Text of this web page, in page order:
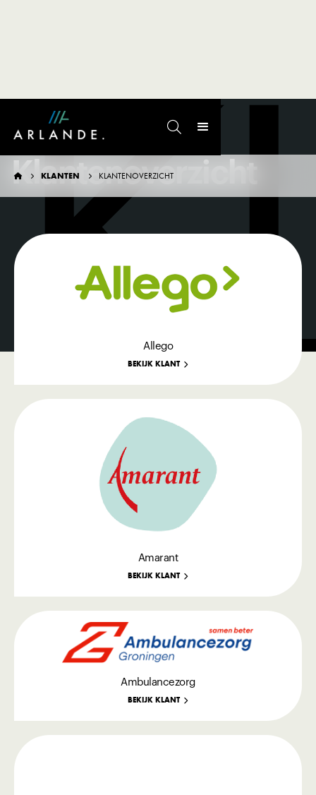

  KLANTEN  KLANTENOVERZICHT
Klantenoverzicht
Allego
BEKIJK KLANT
Amarant
BEKIJK KLANT
Ambulancezorg
BEKIJK KLANT